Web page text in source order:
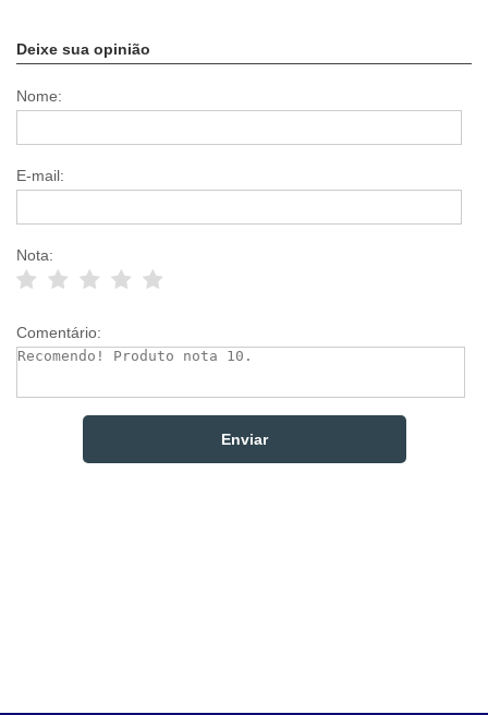
Deixe sua opinião
Nome:
E-mail:
Nota:
Comentário: